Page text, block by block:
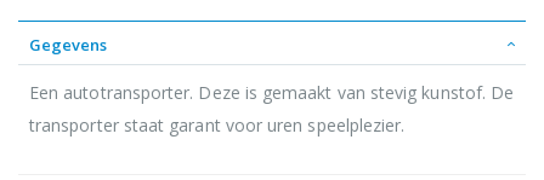
Gegevens
Een autotransporter. Deze is gemaakt van stevig kunstof. De
transporter staat garant voor uren speelplezier.